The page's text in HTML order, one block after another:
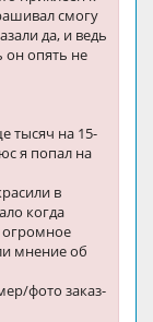
смогу
да, и ведь
он опять не
тысяч на 15-
я попал на
в
когда
огромное
мнение об
фото заказ-